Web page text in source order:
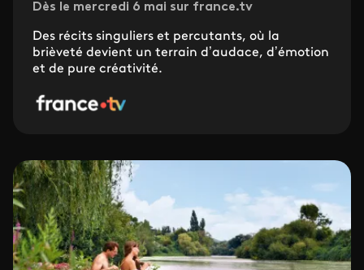
Dès le mercredi 6 mai sur france.tv
Des récits singuliers et percutants, où la
brièveté devient un terrain d’audace, d’émotion
et de pure créativité.